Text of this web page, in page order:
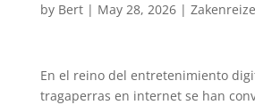
by Bert| May 28, 2026|
En el reino del entretenimiento
tragaperras en internet se han